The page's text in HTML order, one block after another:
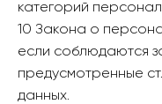
категорий
10 Закона о
если соблюдаются
предусмотренные
данных.